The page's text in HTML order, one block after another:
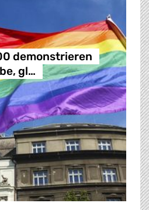
demonstrieren
gl…